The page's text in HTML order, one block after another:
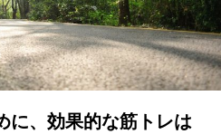
に、効果的な筋トレは